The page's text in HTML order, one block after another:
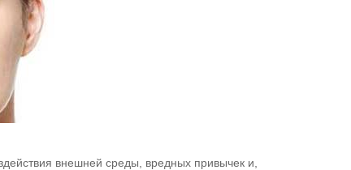
внешней среды, вредных привычек и,